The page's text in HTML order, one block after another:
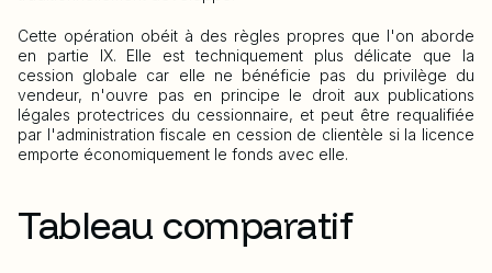
Cette opération obéit à des règles propres que l'on aborde
en partie IX. Elle est techniquement plus délicate que la
cession globale car elle ne bénéficie pas du privilège du
vendeur, n'ouvre pas en principe le droit aux publications
légales protectrices du cessionnaire, et peut être requalifiée
par l'administration fiscale en cession de clientèle si la licence
emporte économiquement le fonds avec elle.
Tableau comparatif